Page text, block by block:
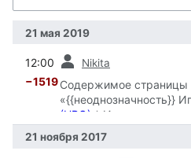
21 мая 2019
12:00 Nikita
−1519Содержимое страницы
(URQ) * Иная
21 ноября 2017